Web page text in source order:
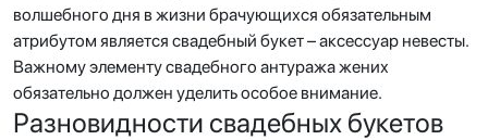
волшебного дня в жизни брачующихся обязательным
атрибутом является свадебный букет – аксессуар невесты.
Важному элементу свадебного антуража жених
обязательно должен уделить особое внимание.
Разновидности свадебных букетов